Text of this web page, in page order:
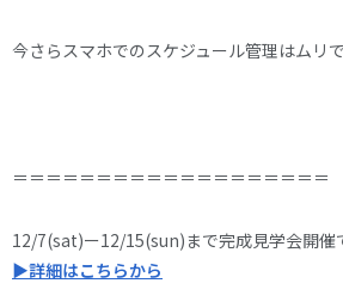
今さらスマホでのスケジュール管理はムリ
＝＝＝＝＝＝＝＝＝＝＝＝＝＝＝＝＝＝＝
12/7(sat)ー12/15(sun)まで完成見学会開催
▶詳細はこちらから